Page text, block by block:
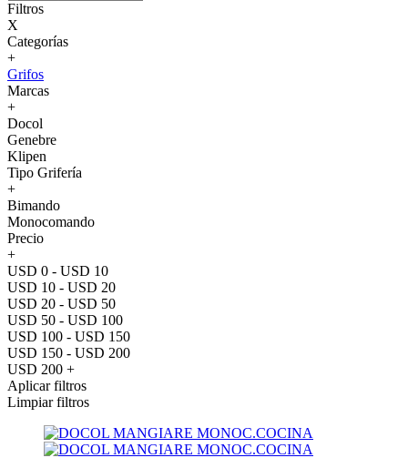
Filtros
X
Categorías
+
Grifos
Marcas
+
Docol
Genebre
Klipen
Tipo Grifería
+
Bimando
Monocomando
Precio
+
USD 0 - USD 10
USD 10 - USD 20
USD 20 - USD 50
USD 50 - USD 100
USD 100 - USD 150
USD 150 - USD 200
USD 200 +
Aplicar filtros
Limpiar filtros